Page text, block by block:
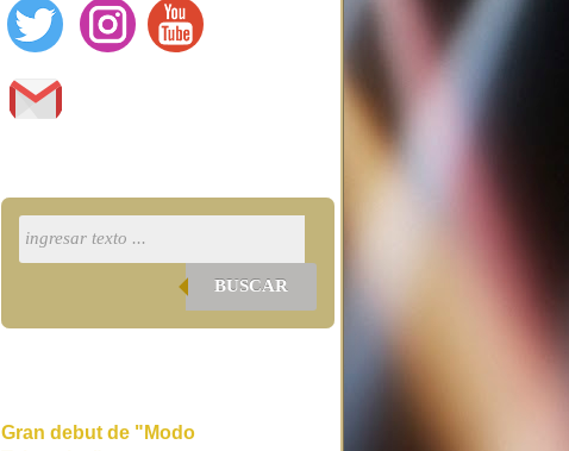
BUSCAR
Gran debut de "Modo